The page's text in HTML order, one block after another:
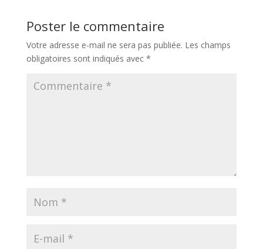
Poster le commentaire
Votre adresse e-mail ne sera pas publiée. Les champs
obligatoires sont indiqués avec *